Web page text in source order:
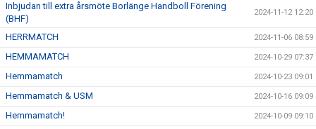
Inbjudan till extra årsmöte Borlänge Handboll Förening
(BHF)
2024-11-12 12:20
HERRMATCH 2024-11-06 08:59
HEMMAMATCH 2024-10-29 07:37
Hemmamatch 2024-10-23 09:01
Hemmamatch & USM 2024-10-16 09:09
Hemmamatch! 2024-10-09 09:10